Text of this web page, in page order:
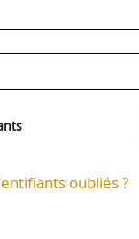
oubliés ?